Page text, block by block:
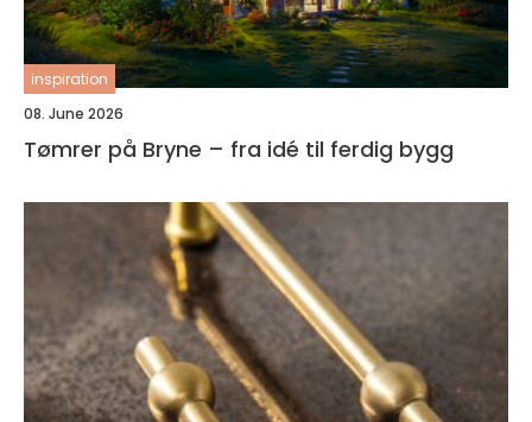
inspiration
08. June 2026
Tømrer på Bryne – fra idé til ferdig bygg